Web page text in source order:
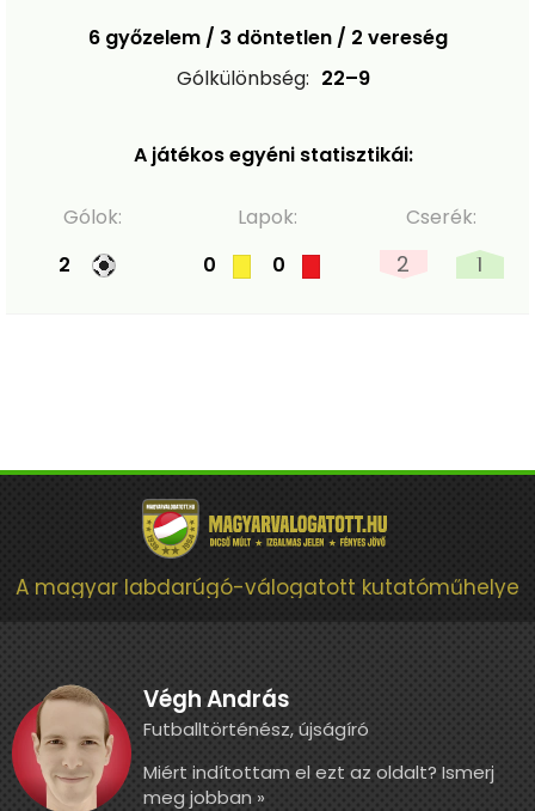
6 győzelem / 3 döntetlen / 2 vereség
Gólkülönbség: 22–9
A játékos egyéni statisztikái:
Gólok:
2
Lapok:
0
0
Cserék:
2 1
A magyar labdarúgó-válogatott kutatóműhelye
Végh András
Futballtörténész, újságíró
Miért indítottam el ezt az oldalt? Ismerj
meg jobban »